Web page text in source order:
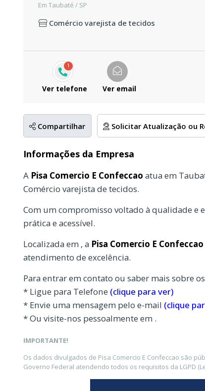
Em Taubaté / SP
Comércio varejista de tecidos
1
Ver telefone Ver email
Compartilhar Solicitar Atualização ou
Informações da Empresa
A Pisa Comercio E Confeccao atua em
Comércio varejista de tecidos.
Com um compromisso voltado à qualidade e
prática e acessível.
Localizada em , a Pisa Comercio E Confeccao
atendimento de excelência.
Para entrar em contato ou saber mais sobre
* Ligue para Telefone (clique para ver)
* Envie uma mensagem pelo e-mail (clique
* Ou visite-nos pessoalmente em .
IMPORTANTE!
Os dados divulgados de Pisa Comercio E Confeccao são
Governo Federal atendendo todos os requisitos da LGPD